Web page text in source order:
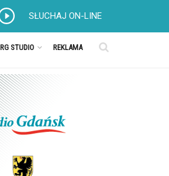
SŁUCHAJ ON-LINE
RG STUDIO REKLAMA